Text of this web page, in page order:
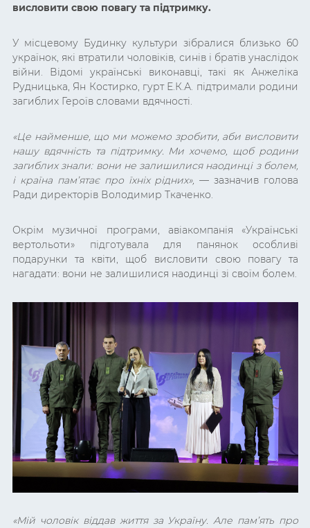
висловити свою повагу та підтримку.
У місцевому Будинку культури зібралися близько 60
українок, які втратили чоловіків, синів і братів унаслідок
війни. Відомі українські виконавці, такі як Анжеліка
Рудницька, Ян Костирко, гурт Е.К.А. підтримали родини
загиблих Героїв словами вдячності.
«Це найменше, що ми можемо зробити, аби висловити
нашу вдячність та підтримку. Ми хочемо, щоб родини
загиблих знали: вони не залишилися наодинці з болем,
і країна пам’ятає про їхніх рідних», — зазначив голова
Ради директорів Володимир Ткаченко.
Окрім музичної програми, авіакомпанія «Українські
вертольоти» підготувала для панянок
особливі
подарунки та квіти, щоб висловити свою повагу та
нагадати: вони не залишилися наодинці зі своїм болем.
«Мій чоловік віддав життя за Україну. Але пам’ять про